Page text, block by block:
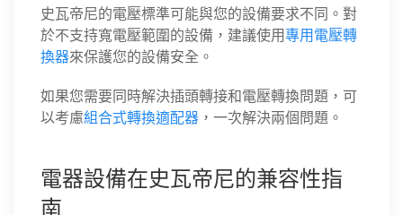
史瓦帝尼的電壓標準可能與您的設備要求不同。對
於不支持寬電壓範圍的設備，建議使用專用電壓轉
換器來保護您的設備安全。
如果您需要同時解決插頭轉接和電壓轉換問題，可
以考慮組合式轉換適配器 ，一次解決兩個問題。
電器設備在史瓦帝尼的兼容性指
南